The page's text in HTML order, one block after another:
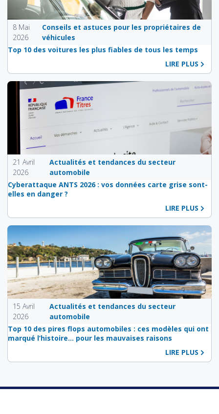
8 Mai
2026
Conseils et astuces pour les propriétaires de
véhicules
Top 10 des voitures les plus fiables de tous les temps
LIRE PLUS
21 Avril
2026
Actualités et tendances du secteur
automobile
Cyberattaque ANTS 2026 : vos données carte grise sont-
elles en danger ?
LIRE PLUS
15 Avril
2026
Actualités et tendances du secteur
automobile
Top 10 des pires flops automobiles : ces modèles qui ont
marqué l’histoire… pour les mauvaises raisons
LIRE PLUS